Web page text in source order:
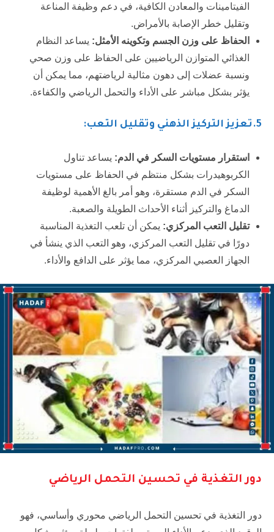
الفيتامينات والمعادن الكافية، في دعم وظيفة المناعة
وتقليل خطر الإصابة بالأمراض.
الحفاظ على وزن الجسم وتكوينه الأمثل: يساعد النظام
الغذائي المتوازن الرياضيين على الحفاظ على وزن صحي
ونسبة عضلات إلى دهون مثالية لرياضتهم، مما يمكن أن
يؤثر بشكل مباشر على الأداء والتحمل الرياضي والكفاءة.
5.تعزيز التركيز الذهني وتقليل التعب:
استقرار مستويات السكر في الدم: يساعد تناول
الكربوهيدرات بشكل منتظم في الحفاظ على مستويات
السكر في الدم مستقرة، وهو أمر بالغ الأهمية لوظيفة
الدماغ والتركيز أثناء الأحداث الطويلة والصعبة.
تقليل التعب المركزي: يمكن أن تلعب التغذية المناسبة
دورًا في تقليل التعب المركزي، وهو التعب الذي ينشأ في
الجهاز العصبي المركزي، مما يؤثر على الدافع والأداء.
دور التغذية في تحسين التحمل الرياضي
دور التغذية في تحسين التحمل الرياضي محوري وأساسي، فهو